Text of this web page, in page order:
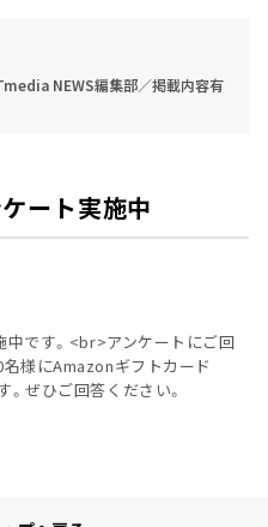
NEWS編集部／掲載内容有
ート実施中
中です。<br>アンケートにご回
様にAmazonギフトカード
。ぜひご回答ください。